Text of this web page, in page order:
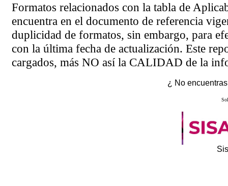
Formatos relacionados con la tabla de
encuentra en el documento de referencia
duplicidad de formatos, sin embargo, para
con la última fecha de actualización. Este
cargados, más NO así la CALIDAD de la
¿ No